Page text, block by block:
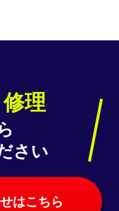
理
さい
はこちら